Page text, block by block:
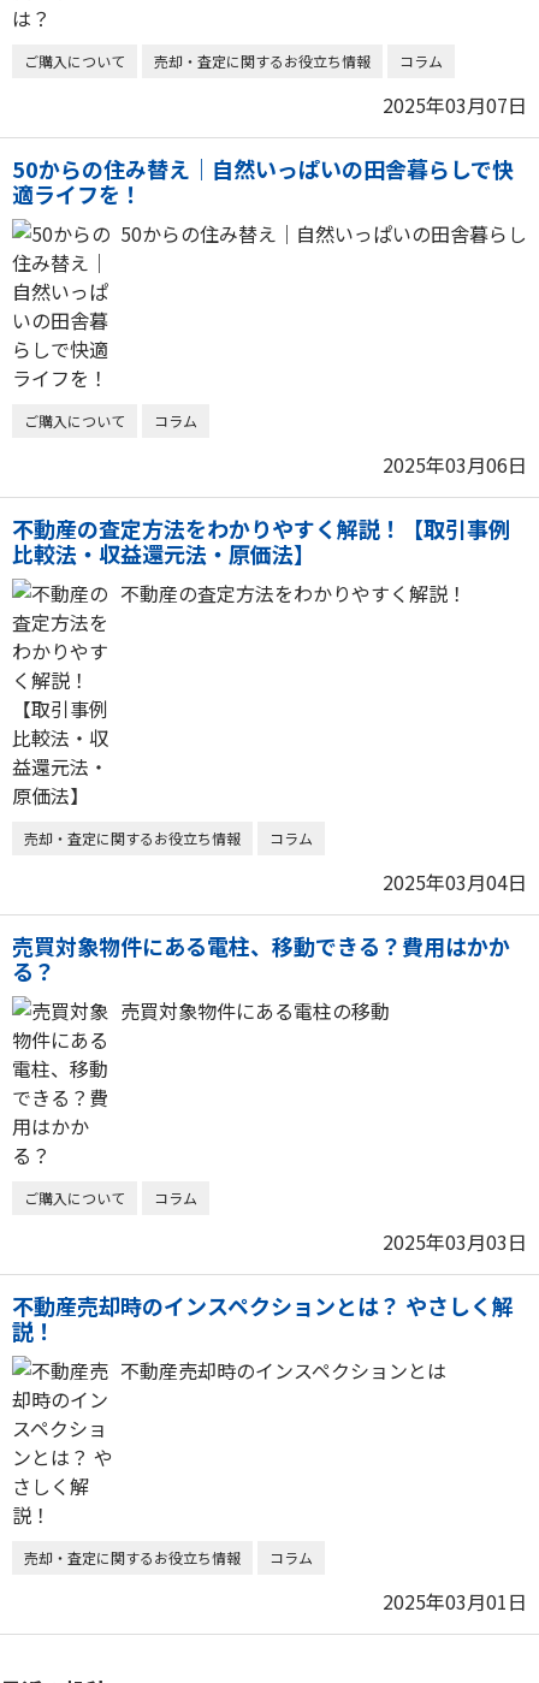
ご購入について 売却・査定に関するお役立ち情報 コラム
2025年03月07日
50からの住み替え｜自然いっぱいの田舎暮らしで快
適ライフを！
50からの住み替え｜自然いっぱいの田舎暮らし
ご購入について コラム
2025年03月06日
不動産の査定方法をわかりやすく解説！【取引事例
比較法・収益還元法・原価法】
不動産の査定方法をわかりやすく解説！
売却・査定に関するお役立ち情報 コラム
2025年03月04日
売買対象物件にある電柱、移動できる？費用はかか
る？
売買対象物件にある電柱の移動
ご購入について コラム
2025年03月03日
不動産売却時のインスペクションとは？ やさしく解
説！
不動産売却時のインスペクションとは
売却・査定に関するお役立ち情報 コラム
2025年03月01日